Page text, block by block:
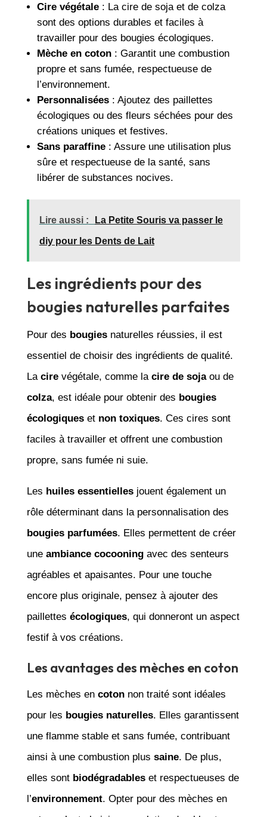
Cire végétale: La cire de soja et de colza
sont des options durables et faciles à
travailler pour des bougies écologiques.
Mèche en coton: Garantit une combustion
propre et sans fumée, respectueuse de
l’environnement.
Personnalisées: Ajoutez des paillettes
écologiques ou des fleurs séchées pour des
créations uniques et festives.
Sans paraffine: Assure une utilisation plus
sûre et respectueuse de la santé, sans
libérer de substances nocives.
Lire aussi : La Petite Souris va passer le
diy pour les Dents de Lait
Les ingrédients pour des
bougies naturelles parfaites
Pour des bougiesnaturelles réussies, il est
essentiel de choisir des ingrédients de qualité.
La cirevégétale, comme la cire de sojaou de
colza, est idéale pour obtenir des bougies
écologiqueset non toxiques. Ces cires sont
faciles à travailler et offrent une combustion
propre, sans fumée ni suie.
Les huiles essentiellesjouent également un
rôle déterminant dans la personnalisation des
bougies parfumées. Elles permettent de créer
une ambiance cocooningavec des senteurs
agréables et apaisantes. Pour une touche
encore plus originale, pensez à ajouter des
paillettes écologiques, qui donneront un aspect
festif à vos créations.
Les avantages des mèches en coton
Les mèches en cotonnon traité sont idéales
pour les bougies naturelles. Elles garantissent
une flamme stable et sans fumée, contribuant
ainsi à une combustion plus saine. De plus,
elles sont biodégradableset respectueuses de
l’environnement. Opter pour des mèches en